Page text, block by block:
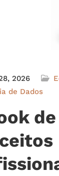
2026
de Dados